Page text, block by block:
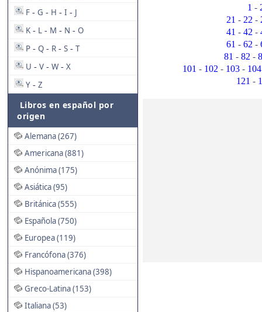
F - G - H - I - J
K - L - M - N - O
P - Q - R - S - T
U - V - W - X
Y - Z
Libros en español por
origen
Alemana (267)
Americana (881)
Anónima (175)
Asiática (95)
Británica (555)
Española (750)
Europea (119)
Francófona (376)
Hispanoamericana (398)
Greco-Latina (153)
Italiana (53)
1 -
21 - 22 -
41 - 42 -
61 - 62 -
81 - 82 -
101 - 102 - 103 - 104
121 -